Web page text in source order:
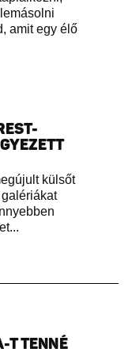
amit egy élő
külsőt
T TENNÉ